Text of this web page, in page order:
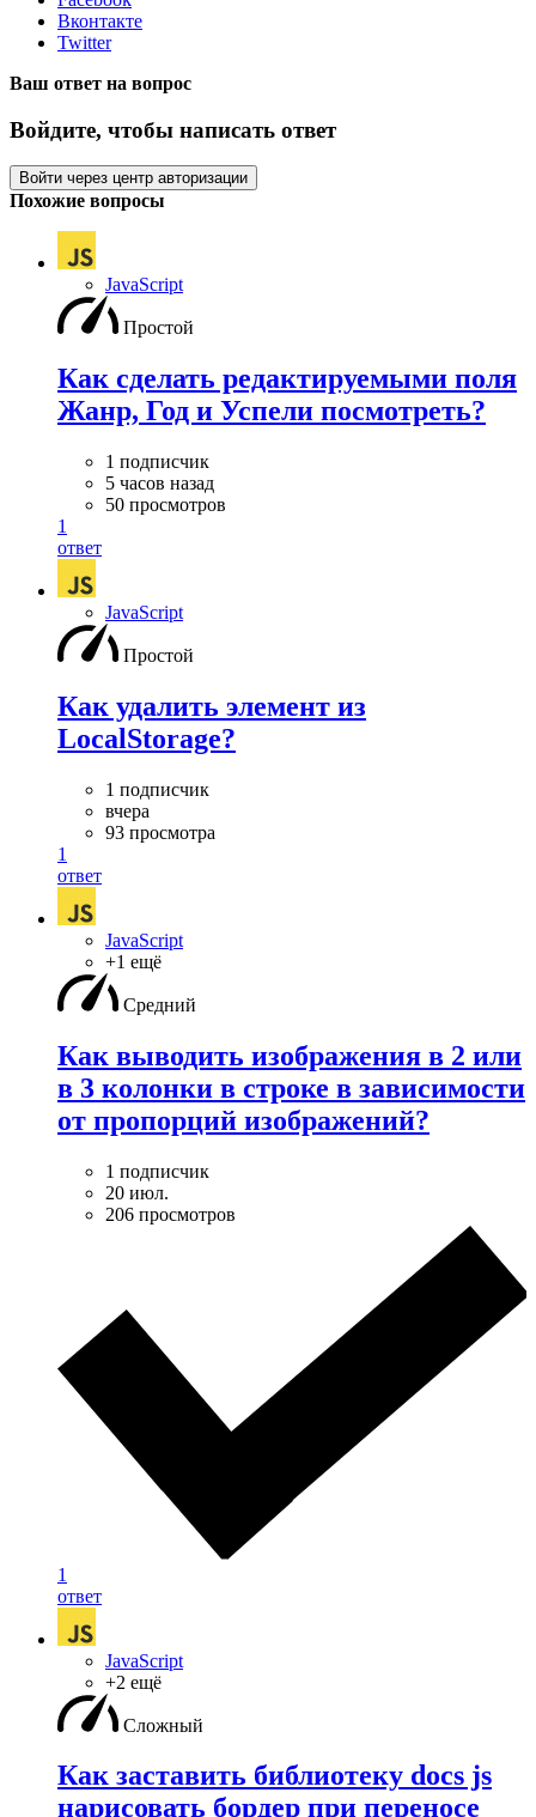
Вконтакте
Twitter
Ваш ответ на вопрос
Войдите, чтобы написать ответ
Войти через центр авторизации
Похожие вопросы
JavaScript
Простой
Как сделать редактируемыми поля
Жанр, Год и Успели посмотреть?
1 подписчик
5 часов назад
50 просмотров
1
ответ
JavaScript
Простой
Как удалить элемент из
LocalStorage?
1 подписчик
вчера
93 просмотра
1
ответ
JavaScript
+1 ещё
Средний
Как выводить изображения в 2 или
в 3 колонки в строке в зависимости
от пропорций изображений?
1 подписчик
20 июл.
206 просмотров
1
ответ
JavaScript
+2 ещё
Сложный
Как заставить библиотеку docs js
нарисовать бордер при переносе